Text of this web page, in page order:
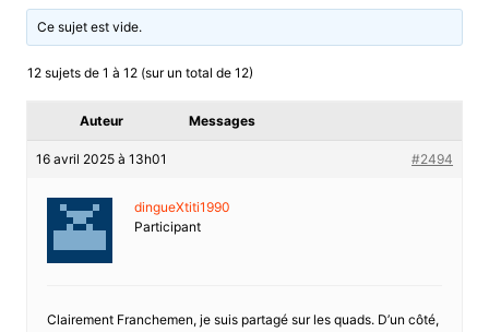
Ce sujet est vide.
12 sujets de 1 à 12 (sur un total de 12)
Auteur Messages
16 avril 2025 à 13h01 #2494
dingueXtiti1990
Participant
Clairement Franchemen, je suis partagé sur les quads. D’un côté,